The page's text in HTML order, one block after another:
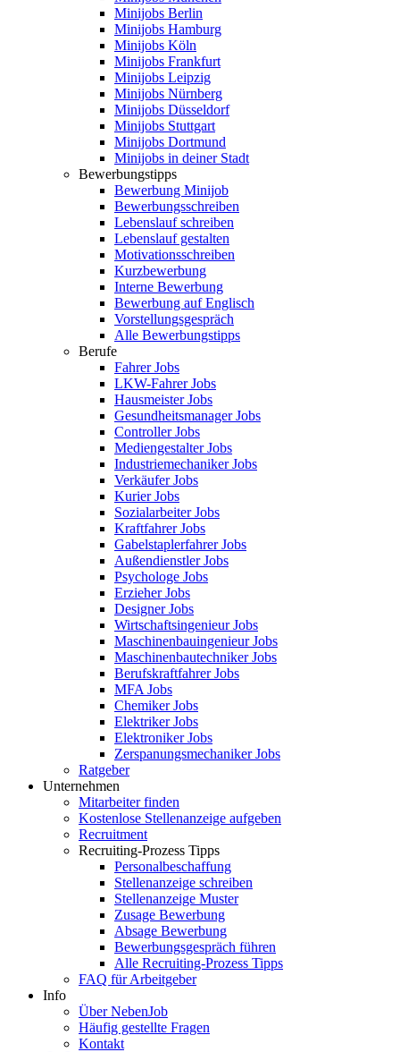
Minijobs Berlin
Minijobs Hamburg
Minijobs Köln
Minijobs Frankfurt
Minijobs Leipzig
Minijobs Nürnberg
Minijobs Düsseldorf
Minijobs Stuttgart
Minijobs Dortmund
Minijobs in deiner Stadt
Bewerbungstipps
Bewerbung Minijob
Bewerbungsschreiben
Lebenslauf schreiben
Lebenslauf gestalten
Motivationsschreiben
Kurzbewerbung
Interne Bewerbung
Bewerbung auf Englisch
Vorstellungsgespräch
Alle Bewerbungstipps
Berufe
Fahrer Jobs
LKW-Fahrer Jobs
Hausmeister Jobs
Gesundheitsmanager Jobs
Controller Jobs
Mediengestalter Jobs
Industriemechaniker Jobs
Verkäufer Jobs
Kurier Jobs
Sozialarbeiter Jobs
Kraftfahrer Jobs
Gabelstaplerfahrer Jobs
Außendienstler Jobs
Psychologe Jobs
Erzieher Jobs
Designer Jobs
Wirtschaftsingenieur Jobs
Maschinenbauingenieur Jobs
Maschinenbautechniker Jobs
Berufskraftfahrer Jobs
MFA Jobs
Chemiker Jobs
Elektriker Jobs
Elektroniker Jobs
Zerspanungsmechaniker Jobs
Ratgeber
Unternehmen
Mitarbeiter finden
Kostenlose Stellenanzeige aufgeben
Recruitment
Recruiting-Prozess Tipps
Personalbeschaffung
Stellenanzeige schreiben
Stellenanzeige Muster
Zusage Bewerbung
Absage Bewerbung
Bewerbungsgespräch führen
Alle Recruiting-Prozess Tipps
FAQ für Arbeitgeber
Info
Über NebenJob
Häufig gestellte Fragen
Kontakt